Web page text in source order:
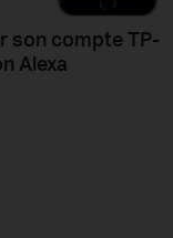
son compte TP-
Alexa